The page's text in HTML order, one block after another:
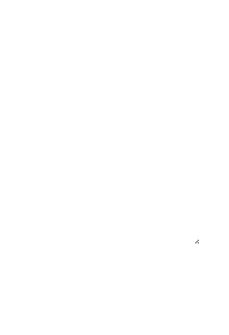
und Agenturen